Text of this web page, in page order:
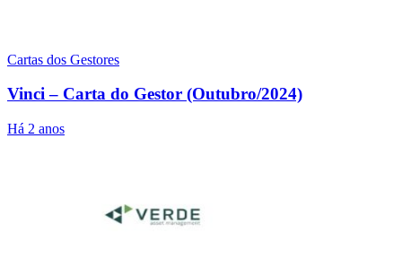
Cartas dos Gestores
Vinci – Carta do Gestor (Outubro/2024)
Há 2 anos